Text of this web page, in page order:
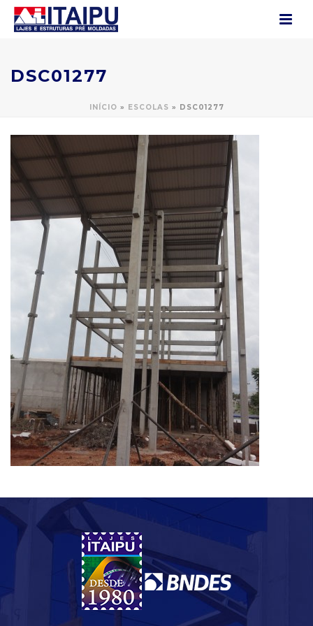
DSC01277
INÍCIO » ESCOLAS » DSC01277